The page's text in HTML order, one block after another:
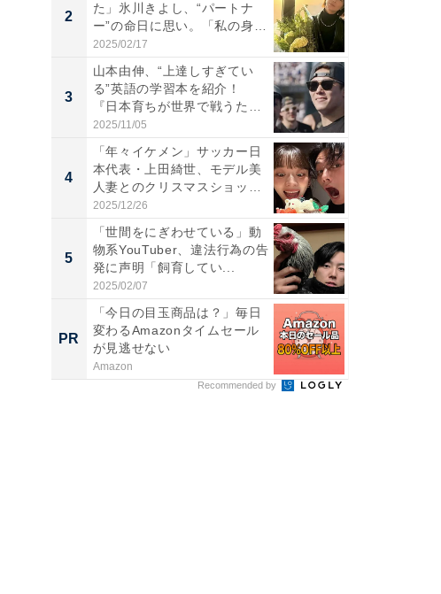
2
た」氷川きよし、“パートナ
ー”の命日に思い。「私の身
体...
2025/02/17
3
山本由伸、“上達しすぎてい
る”英語の学習本を紹介！
『日本育ちが世界で戦うため
の...
2025/11/05
4
「年々イケメン」サッカー日
本代表・上田綺世、モデル美
人妻とのクリスマスショット
に...
2025/12/26
5
「世間をにぎわせている」動
物系YouTuber、違法行為の告
発に声明「飼育してい...
2025/02/07
PR
「今日の目玉商品は？」毎日
変わるAmazonタイムセール
が見逃せない
Amazon
Recommended by